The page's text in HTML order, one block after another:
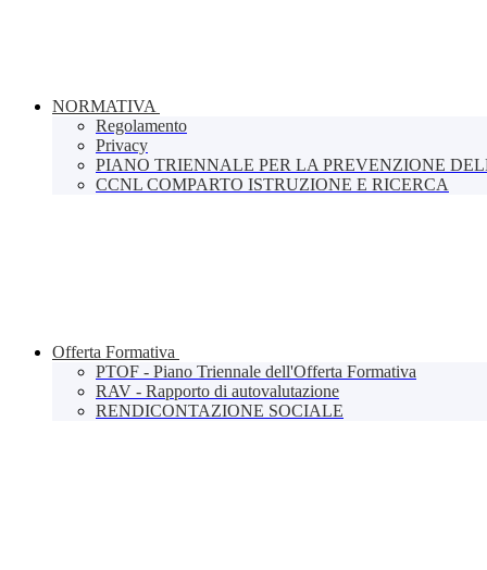
NORMATIVA
Regolamento
Privacy
PIANO TRIENNALE PER LA PREVENZIONE
CCNL COMPARTO ISTRUZIONE E RICERCA
Offerta Formativa
PTOF - Piano Triennale dell'Offerta Formativa
RAV - Rapporto di autovalutazione
RENDICONTAZIONE SOCIALE